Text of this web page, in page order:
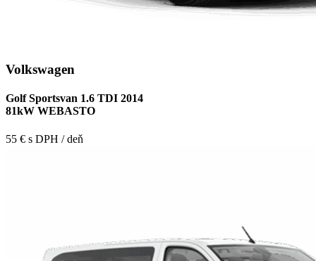
Volkswagen
Golf Sportsvan 1.6 TDI 2014
81kW WEBASTO
55 € s DPH / deň